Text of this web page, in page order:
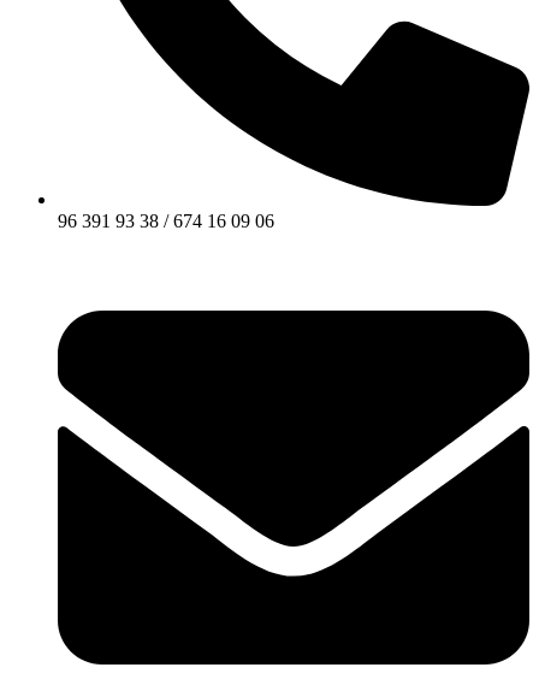
96 391 93 38 / 674 16 09 06